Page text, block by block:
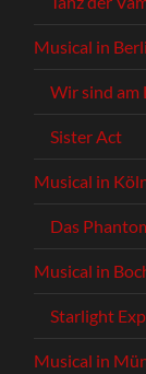
Musical in
Wir sind am
Sister Act
Musical in
Das
Musical in
Starlight
Musical in